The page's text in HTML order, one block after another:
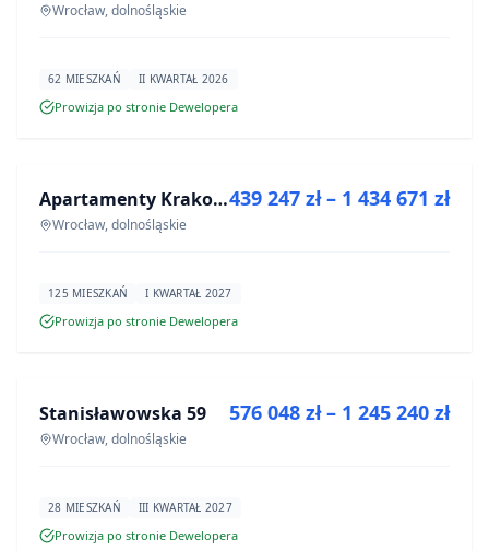
Wrocław, dolnośląskie
62 MIESZKAŃ II KWARTAŁ 2026
Prowizja po stronie Dewelopera
INWESTYCJA Apartamenty Krakowska 6
Wrocław, dolnośląskie
439 247 zł – 1 434 671 zł
125 MIESZKAŃ I KWARTAŁ 2027
Prowizja po stronie Dewelopera
INWESTYCJA
Stanisławowska 59
Wrocław, dolnośląskie
576 048 zł – 1 245 240 zł
28 MIESZKAŃ III KWARTAŁ 2027
Prowizja po stronie Dewelopera